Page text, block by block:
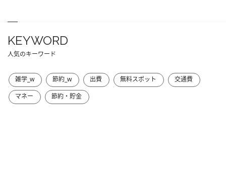
KEYWORD
人気のキーワード
雑学_w 節約_w 出費 無料スポット
交通費
マネー
節約・貯金